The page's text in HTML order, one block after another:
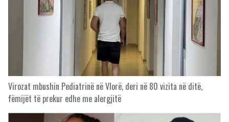
Virozat mbushin Pediatrinë në Vlorë, deri në 80 vizita në ditë,
fëmijët të prekur edhe me alergjitë